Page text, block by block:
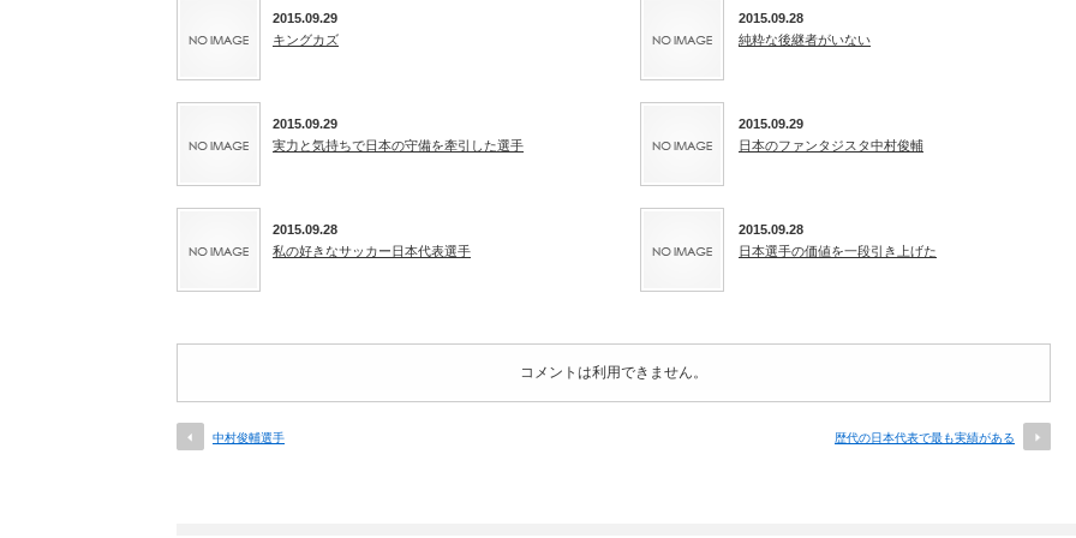
2015.09.29
キングカズ
2015.09.28
純粋な後継者がいない
2015.09.29
実力と気持ちで日本の守備を牽引した選手
2015.09.29
日本のファンタジスタ中村俊輔
2015.09.28
私の好きなサッカー日本代表選手
2015.09.28
日本選手の価値を一段引き上げた
コメントは利用できません。
中村俊輔選手 歴代の日本代表で最も実績がある